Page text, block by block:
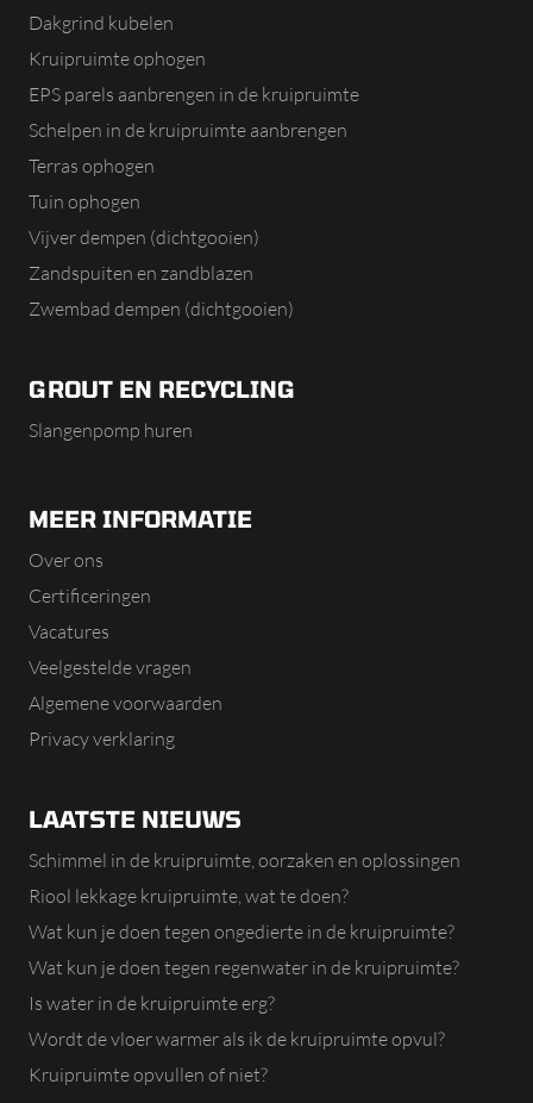
Dakgrind kubelen
Kruipruimte ophogen
EPS parels aanbrengen in de kruipruimte
Schelpen in de kruipruimte aanbrengen
Terras ophogen
Tuin ophogen
Vijver dempen (dichtgooien)
Zandspuiten en zandblazen
Zwembad dempen (dichtgooien)
GROUT EN RECYCLING
Slangenpomp huren
MEER INFORMATIE
Over ons
Certificeringen
Vacatures
Veelgestelde vragen
Algemene voorwaarden
Privacy verklaring
LAATSTE NIEUWS
Schimmel in de kruipruimte, oorzaken en oplossingen
Riool lekkage kruipruimte, wat te doen?
Wat kun je doen tegen ongedierte in de kruipruimte?
Wat kun je doen tegen regenwater in de kruipruimte?
Is water in de kruipruimte erg?
Wordt de vloer warmer als ik de kruipruimte opvul?
Kruipruimte opvullen of niet?